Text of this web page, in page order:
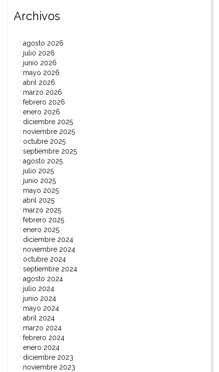
Archivos
agosto 2026
julio 2026
junio 2026
mayo 2026
abril 2026
marzo 2026
febrero 2026
enero 2026
diciembre 2025
noviembre 2025
octubre 2025
septiembre 2025
agosto 2025
julio 2025
junio 2025
mayo 2025
abril 2025
marzo 2025
febrero 2025
enero 2025
diciembre 2024
noviembre 2024
octubre 2024
septiembre 2024
agosto 2024
julio 2024
junio 2024
mayo 2024
abril 2024
marzo 2024
febrero 2024
enero 2024
diciembre 2023
noviembre 2023